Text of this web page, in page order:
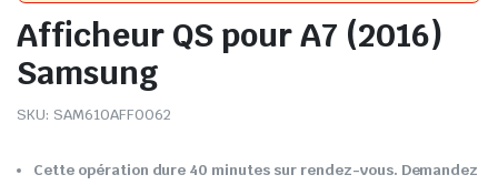
Afficheur QS pour A7 (2016)
Samsung
SKU: SAM610AFF0062
Cette opération dure 40 minutes sur rendez-vous. Demandez